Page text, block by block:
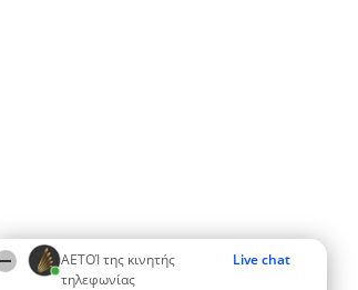
ΑΕΤΟΊ της κινητής
τηλεφωνίας
Live chat